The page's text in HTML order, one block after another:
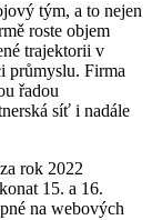
tým, a to nejen
roste objem
trajektorii v
průmyslu. Firma
řadou
síť i nadále
rok 2022
15. a 16.
na webových